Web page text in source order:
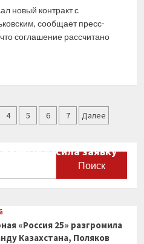
новый контракт с
сообщает пресс-
соглашение рассчитано
4 5 6 7 Далее
огласила заявку
«Россия 25» разгромила
Казахстана, Поляков